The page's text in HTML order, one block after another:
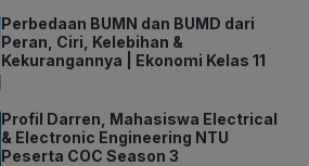
Perbedaan BUMN dan BUMD dari
Peran, Ciri, Kelebihan &
Kekurangannya | Ekonomi Kelas 11
Profil Darren, Mahasiswa Electrical
& Electronic Engineering NTU
Peserta COC Season 3